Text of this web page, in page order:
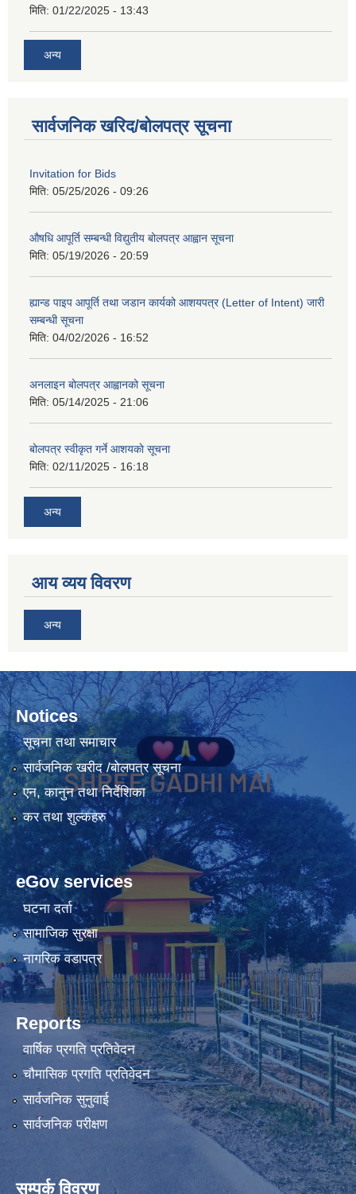
मिति: 01/22/2025 - 13:43
अन्य
सार्वजनिक खरिद/बोलपत्र सूचना
Invitation for Bids
मिति: 05/25/2026 - 09:26
औषधि आपूर्ति सम्बन्धी विद्युतीय बोलपत्र आह्वान सूचना
मिति: 05/19/2026 - 20:59
ह्यान्ड पाइप आपूर्ति तथा जडान कार्यको आशयपत्र (Letter of Intent) जारी
सम्बन्धी सूचना
मिति: 04/02/2026 - 16:52
अनलाइन बोलपत्र आह्वानको सूचना
मिति: 05/14/2025 - 21:06
बोलपत्र स्वीकृत गर्ने आशयकाे सूचना
मिति: 02/11/2025 - 16:18
अन्य
आय व्यय विवरण
अन्य
Notices
सूचना तथा समाचार
सार्वजनिक खरीद /बोलपत्र सूचना
एन, कानुन तथा निर्देशिका
कर तथा शुल्कहरु
eGov services
घटना दर्ता
सामाजिक सुरक्षा
नागरिक वडापत्र
Reports
वार्षिक प्रगति प्रतिवेदन
चौमासिक प्रगति प्रतिवेदन
सार्वजनिक सुनुवाई
सार्वजनिक परीक्षण
सम्पर्क विवरण